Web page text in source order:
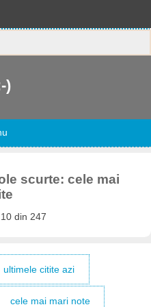
)
scurte: cele mai
din 247
ultimele citite azi
cele mai mari note